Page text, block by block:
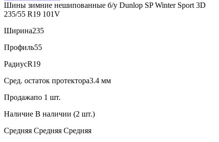
Шины зимние нешипованные б/у Dunlop SP Winter Sport 3D
235/55 R19 101V
Ширина235
Профиль55
РадиусR19
Сред. остаток протектора3.4 мм
Продажапо 1 шт.
Наличие В наличии (2 шт.)
Средняя Средняя Средняя